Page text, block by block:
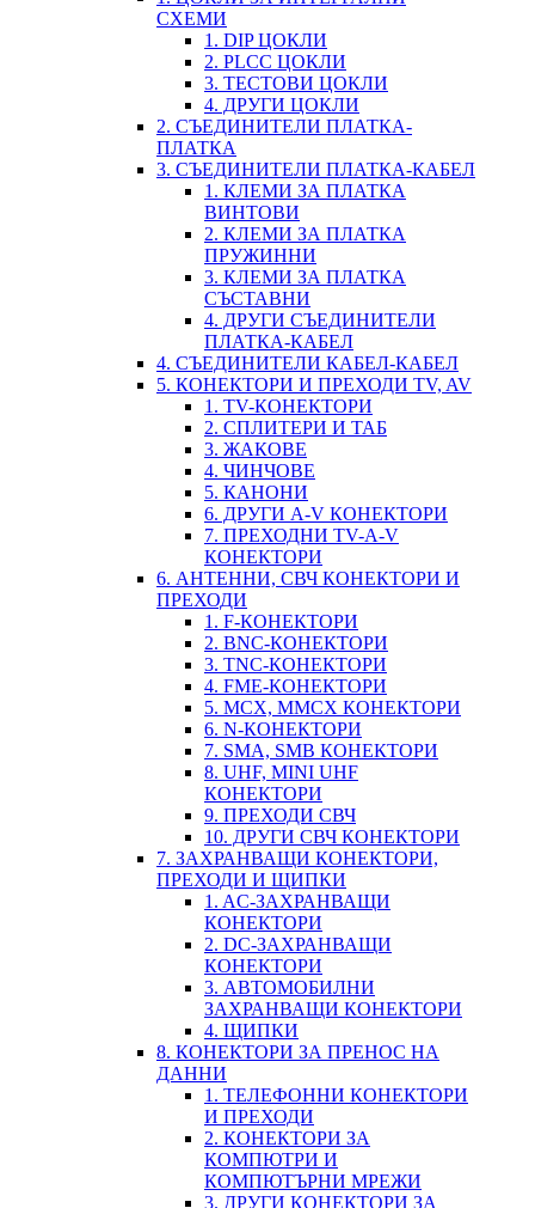
СХЕМИ
1. DIP ЦОКЛИ
2. PLCC ЦОКЛИ
3. ТЕСТОВИ ЦОКЛИ
4. ДРУГИ ЦОКЛИ
2. СЪЕДИНИТЕЛИ ПЛАТКА-
ПЛАТКА
3. СЪЕДИНИТЕЛИ ПЛАТКА-КАБЕЛ
1. КЛЕМИ ЗА ПЛАТКА
ВИНТОВИ
2. КЛЕМИ ЗА ПЛАТКА
ПРУЖИННИ
3. КЛЕМИ ЗА ПЛАТКА
СЪСТАВНИ
4. ДРУГИ СЪЕДИНИТЕЛИ
ПЛАТКА-КАБЕЛ
4. СЪЕДИНИТЕЛИ КАБЕЛ-КАБЕЛ
5. КОНЕКТОРИ И ПРЕХОДИ TV, AV
1. TV-КОНЕКТОРИ
2. СПЛИТЕРИ И ТАБ
3. ЖАКОВЕ
4. ЧИНЧОВЕ
5. КАНОНИ
6. ДРУГИ A-V КОНЕКТОРИ
7. ПРЕХОДНИ TV-A-V
КОНЕКТОРИ
6. АНТЕННИ, СВЧ КОНЕКТОРИ И
ПРЕХОДИ
1. F-КОНЕКТОРИ
2. BNC-КОНЕКТОРИ
3. TNC-КОНЕКТОРИ
4. FME-КОНЕКТОРИ
5. MCX, MMCX КОНЕКТОРИ
6. N-КОНЕКТОРИ
7. SMA, SMB КОНЕКТОРИ
8. UHF, MINI UHF
КОНЕКТОРИ
9. ПРЕХОДИ СВЧ
10. ДРУГИ СВЧ КОНЕКТОРИ
7. ЗАХРАНВАЩИ КОНЕКТОРИ,
ПРЕХОДИ И ЩИПКИ
1. AC-ЗАХРАНВАЩИ
КОНЕКТОРИ
2. DC-ЗАХРАНВАЩИ
КОНЕКТОРИ
3. АВТОМОБИЛНИ
ЗАХРАНВАЩИ КОНЕКТОРИ
4. ЩИПКИ
8. КОНЕКТОРИ ЗА ПРЕНОС НА
ДАННИ
1. ТЕЛЕФОННИ КОНЕКТОРИ
И ПРЕХОДИ
2. КОНЕКТОРИ ЗА
КОМПЮТРИ И
КОМПЮТЪРНИ МРЕЖИ
3. ДРУГИ КОНЕКТОРИ ЗА